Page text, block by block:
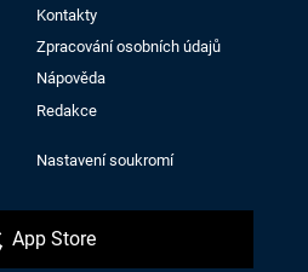
Kontakty
Zpracování osobních údajů
Nápověda
Redakce
Nastavení soukromí
App Store